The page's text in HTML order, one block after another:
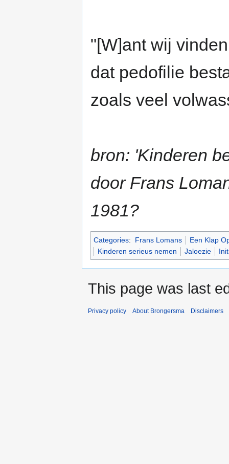
"[W]ant wij
dat pedofilie
zoals veel
bron: 'Kinderen
door Frans
1981?
Categories: Frans Lomans
Een Klap
Kinderen serieus nemen
Jaloezie
This page was last
Privacy policy About Brongersma Disclaimers